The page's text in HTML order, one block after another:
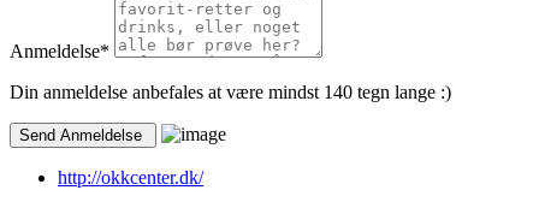
Anmeldelse*
Din anmeldelse anbefales at være mindst 140 tegn lange :)
http://okkcenter.dk/